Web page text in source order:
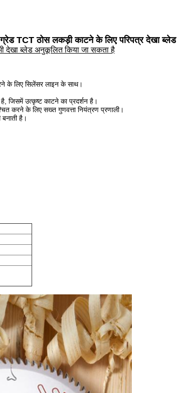
TCT ठोस लकड़ी काटने के लिए परिपत्र देखा ब्लेड
देखा ब्लेड अनुकूलित किया जा सकता है
के लिए सिलेंसर लाइन के साथ।
जिसमें उत्कृष्ट काटने का प्रदर्शन है।
करने के लिए सख्त गुणवत्ता नियंत्रण प्रणाली।
है।